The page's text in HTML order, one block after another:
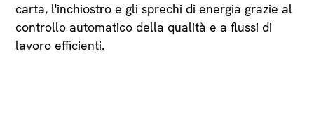
carta, l'inchiostro e gli sprechi di energia grazie al
controllo automatico della qualità e a flussi di
lavoro efficienti.